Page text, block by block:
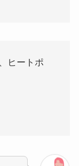
ヒートポ